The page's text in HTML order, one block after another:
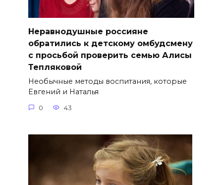
Неравнодушные россияне
обратились к детскому омбудсмену
с просьбой проверить семью Алисы
Тепляковой
Необычные методы воспитания, которые
Евгений и Наталья
0 43